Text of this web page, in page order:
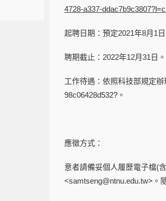
4728-a337-
起聘日期：預定2021年8月1日
聘期截止：2022年12月31日。
工作待遇：依照科技部規定
98c06428d532?。
應徵方式：
意者請備妥個人履歷電子檔(
<samtseng@ntnu.edu.tw>。